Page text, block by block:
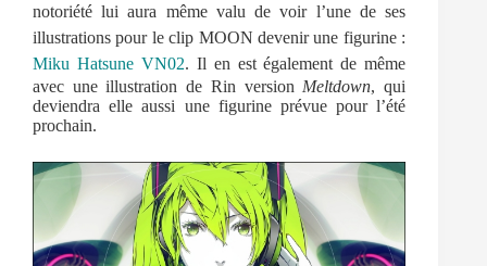
notoriété lui aura même valu de voir l’une de ses
illustrations pour le clip MOON devenir une figurine :
Miku Hatsune VN02. Il en est également de même
avec une illustration de Rin version Meltdown, qui
deviendra elle aussi une figurine prévue pour l’été
prochain.